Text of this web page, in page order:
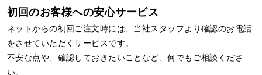
初回のお客様への安心サービス
ネットからの初回ご注文時には、当社スタッフより確認のお電話
をさせていただくサービスです。
不安な点や、確認しておきたいことなど、何でもご相談くださ
い。